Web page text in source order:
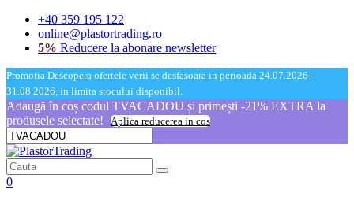
+40 359 195 122
online@plastortrading.ro
5% Reducere la abonare newsletter
Promotia Descopera ofertele verii se desfasoara in perioada 24.07.2026 -
31.08.2026, in limita stocului disponibil.
Adaugă în coș codul TVACADOU și primești -21% EXTRA la
produsele selectate!
Aplica reducerea in cos
0